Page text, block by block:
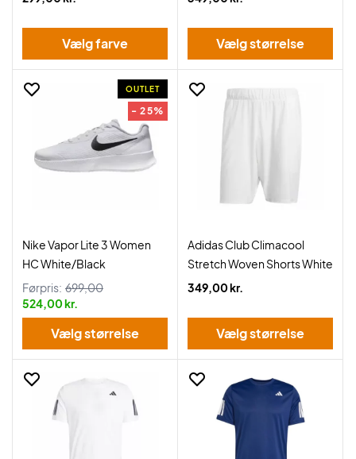
Vælg farve Vælg størrelse
OUTLET
- 25%
Nike Vapor Lite 3 Women
HC White/Black
Førpris: 699,00
524,00 kr.
Vælg størrelse
Adidas Club Climacool
Stretch Woven Shorts White
349,00 kr.
Vælg størrelse